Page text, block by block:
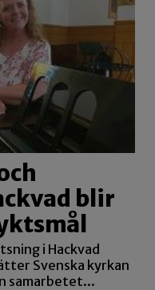
blir
i Hackvad
Svenska kyrkan
samarbetet...